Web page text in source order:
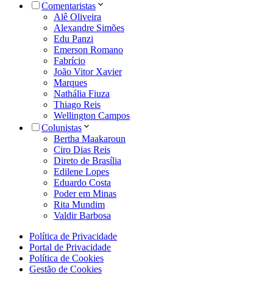
Comentaristas
Alê Oliveira
Alexandre Simões
Edu Panzi
Emerson Romano
Fabrício
João Vitor Xavier
Marques
Nathália Fiuza
Thiago Reis
Wellington Campos
Colunistas
Bertha Maakaroun
Ciro Dias Reis
Direto de Brasília
Edilene Lopes
Eduardo Costa
Poder em Minas
Rita Mundim
Valdir Barbosa
Política de Privacidade
Portal de Privacidade
Política de Cookies
Gestão de Cookies